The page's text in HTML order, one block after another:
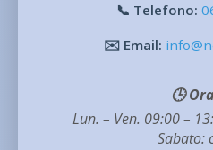
📞 Telefono:
✉️ Email:
🕒
Lun. – Ven. 09:00 –
Sabato: